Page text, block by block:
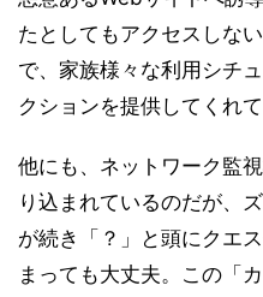
たとしてもアクセスしな
で、家族様々な利用シチ
クションを提供してくれて
他にも、ネットワーク監
り込まれているのだが、
が続き「？」と頭にクエ
まっても大丈夫。この「